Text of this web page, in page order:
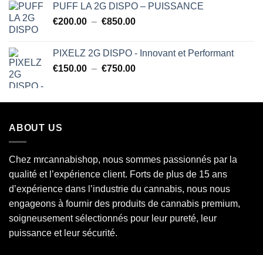
prix :
€200.00
PUFF LA 2G DISPO – PUISSANCE
€200.00 – €850.00Plage
€200.00
à
PIXELZ 2G DISPO - Innovant et Performant
€150.00 – €750.00Plage
€150.00
ABOUT US
Chez mrcannabishop, nous sommes passionnés par la
qualité et l’expérience client. Forts de plus de 15 ans
d’expérience dans l’industrie du cannabis, nous nous
engageons à fournir des produits de cannabis premium,
soigneusement sélectionnés pour leur pureté, leur
puissance et leur sécurité.